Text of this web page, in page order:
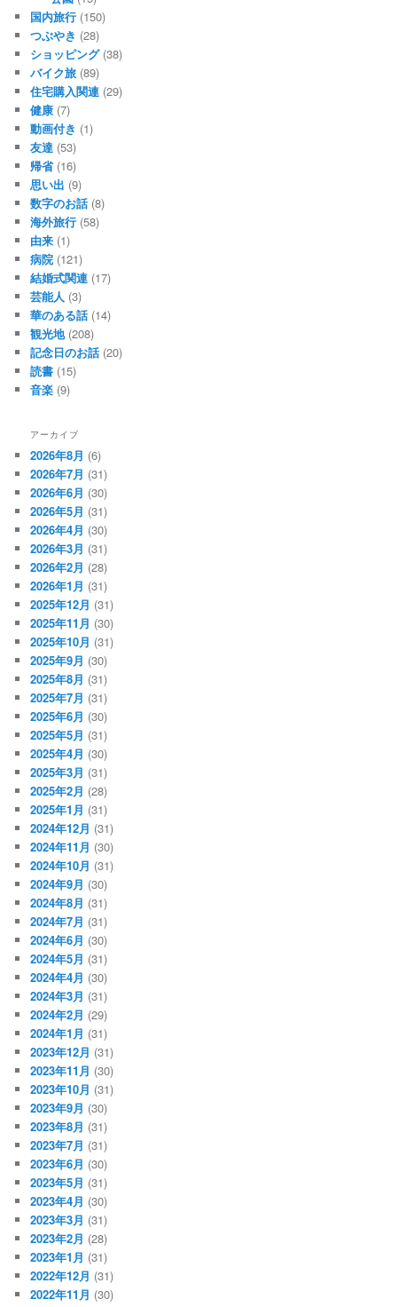
国内旅行 (150)
つぶやき (28)
ショッピング(38)
バイク旅 (89)
住宅購入関連 (29)
健康 (7)
動画付き (1)
友達 (53)
帰省(16)
思い出 (9)
数字のお話 (8)
海外旅行 (58)
由来 (1)
病院 (121)
結婚式関連 (17)
芸能人 (3)
華のある話 (14)
観光地(208)
記念日のお話 (20)
読書 (15)
音楽 (9)
アーカイブ
2026年8月 (6)
2026年7月 (31)
2026年6月 (30)
2026年5月 (31)
2026年4月 (30)
2026年3月 (31)
2026年2月 (28)
2026年1月 (31)
2025年12月 (31)
2025年11月 (30)
2025年10月 (31)
2025年9月 (30)
2025年8月 (31)
2025年7月 (31)
2025年6月 (30)
2025年5月 (31)
2025年4月 (30)
2025年3月 (31)
2025年2月 (28)
2025年1月 (31)
2024年12月 (31)
2024年11月 (30)
2024年10月 (31)
2024年9月 (30)
2024年8月 (31)
2024年7月 (31)
2024年6月 (30)
2024年5月 (31)
2024年4月 (30)
2024年3月 (31)
2024年2月 (29)
2024年1月 (31)
2023年12月 (31)
2023年11月 (30)
2023年10月 (31)
2023年9月 (30)
2023年8月 (31)
2023年7月 (31)
2023年6月 (30)
2023年5月 (31)
2023年4月 (30)
2023年3月 (31)
2023年2月 (28)
2023年1月 (31)
2022年12月 (31)
2022年11月 (30)